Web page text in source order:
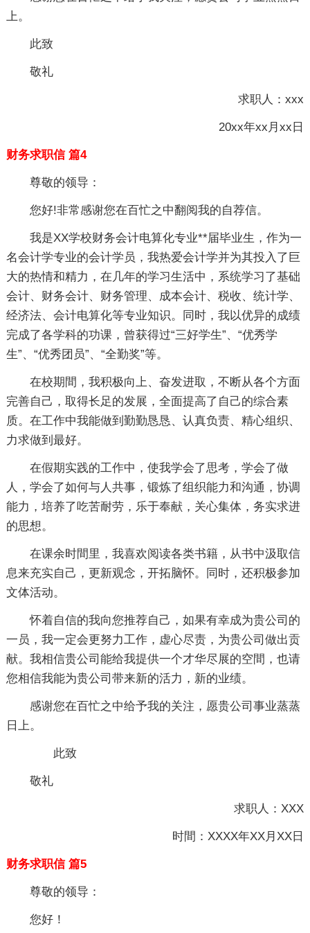
上。
此致
敬礼
求职人：xxx
20xx年xx月xx日
财务求职信 篇4
尊敬的领导：
您好!非常感谢您在百忙之中翻阅我的自荐信。
我是XX学校财务会计电算化专业**届毕业生，作为一
名会计学专业的会计学员，我热爱会计学并为其投入了巨
大的热情和精力，在几年的学习生活中，系统学习了基础
会计、财务会计、财务管理、成本会计、税收、统计学、
经济法、会计电算化等专业知识。同时，我以优异的成绩
完成了各学科的功课，曾获得过“三好学生”、“优秀学
生”、“优秀团员”、“全勤奖”等。
在校期間，我积极向上、奋发进取，不断从各个方面
完善自己，取得长足的发展，全面提高了自己的综合素
质。在工作中我能做到勤勤恳恳、认真负责、精心组织、
力求做到最好。
在假期实践的工作中，使我学会了思考，学会了做
人，学会了如何与人共事，锻炼了组织能力和沟通，协调
能力，培养了吃苦耐劳，乐于奉献，关心集体，务实求进
的思想。
在课余时間里，我喜欢阅读各类书籍，从书中汲取信
息来充实自己，更新观念，开拓脑怀。同时，还积极参加
文体活动。
怀着自信的我向您推荐自己，如果有幸成为贵公司的
一员，我一定会更努力工作，虚心尽责，为贵公司做出贡
献。我相信贵公司能给我提供一个才华尽展的空間，也请
您相信我能为贵公司带来新的活力，新的业绩。
感谢您在百忙之中给予我的关注，愿贵公司事业蒸蒸
日上。
此致
敬礼
求职人：XXX
时間：XXXX年XX月XX日
财务求职信 篇5
尊敬的领导：
您好！